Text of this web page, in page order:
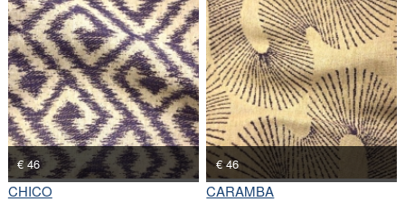
€ 46
CHICO
€ 46
CARAMBA